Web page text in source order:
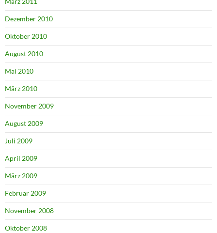
Dezember 2010
Oktober 2010
August 2010
Mai 2010
März 2010
November 2009
August 2009
Juli 2009
April 2009
März 2009
Februar 2009
November 2008
Oktober 2008